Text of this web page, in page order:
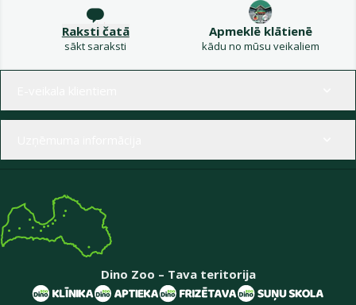
Raksti čatā
sākt saraksti
Apmeklē klātienē
kādu no mūsu veikaliem
Dino Zoo – Tava teritorija